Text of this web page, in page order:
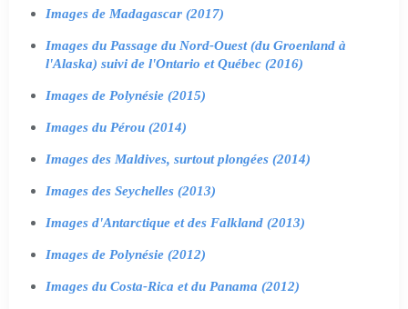
Images de Madagascar (2017)
Images du Passage du Nord-Ouest (du Groenland à
l'Alaska) suivi de l'Ontario et Québec (2016)
Images de Polynésie (2015)
Images du Pérou (2014)
Images des Maldives, surtout plongées (2014)
Images des Seychelles (2013)
Images d'Antarctique et des Falkland (2013)
Images de Polynésie (2012)
Images du Costa-Rica et du Panama (2012)